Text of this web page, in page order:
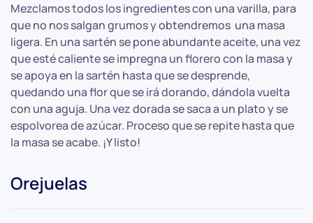
Mezclamos todos los ingredientes con una varilla, para
que no nos salgan grumos y obtendremos una masa
ligera. En una sartén se pone abundante aceite, una vez
que esté caliente se impregna un florero con la masa y
se apoya en la sartén hasta que se desprende,
quedando una flor que se irá dorando, dándola vuelta
con una aguja. Una vez dorada se saca a un plato y se
espolvorea de azúcar. Proceso que se repite hasta que
la masa se acabe. ¡Y listo!
Orejuelas